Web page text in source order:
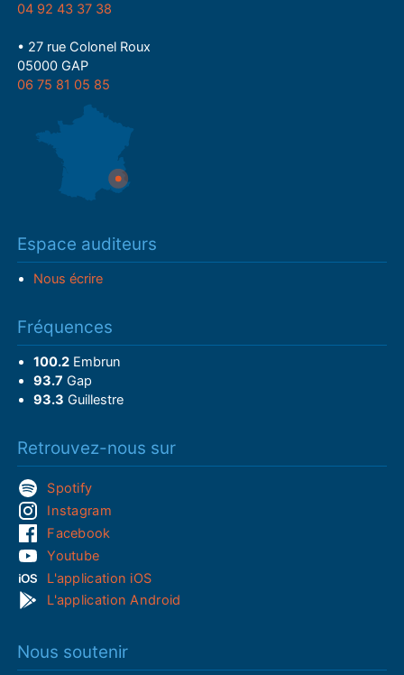
04 92 43 37 38
• 27 rue Colonel Roux
05000 GAP
06 75 81 05 85
Espace auditeurs
Nous écrire
Fréquences
100.2Embrun
93.7 Gap
93.3 Guillestre
Retrouvez-nous sur
Spotify
Instagram
Facebook
Youtube
L'application iOS
L'application Android
Nous soutenir